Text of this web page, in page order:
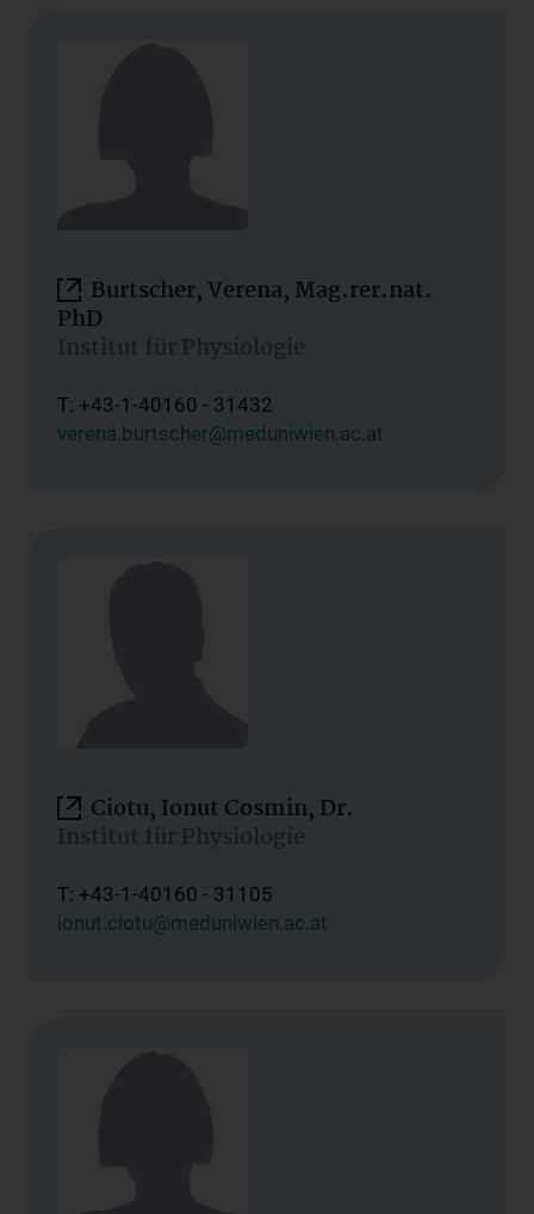
Burtscher, Verena, Mag.rer.nat.
PhD
Institut für Physiologie
T: +43-1-40160 - 31432
verena.burtscher@meduniwien.ac.at
Ciotu, Ionut Cosmin, Dr.
Institut für Physiologie
T: +43-1-40160 - 31105
ionut.ciotu@meduniwien.ac.at